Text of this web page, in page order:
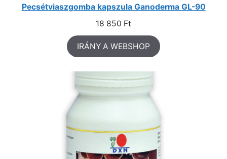
Pecsétviaszgomba kapszula Ganoderma GL-90
18 850 Ft
IRÁNY A WEBSHOP